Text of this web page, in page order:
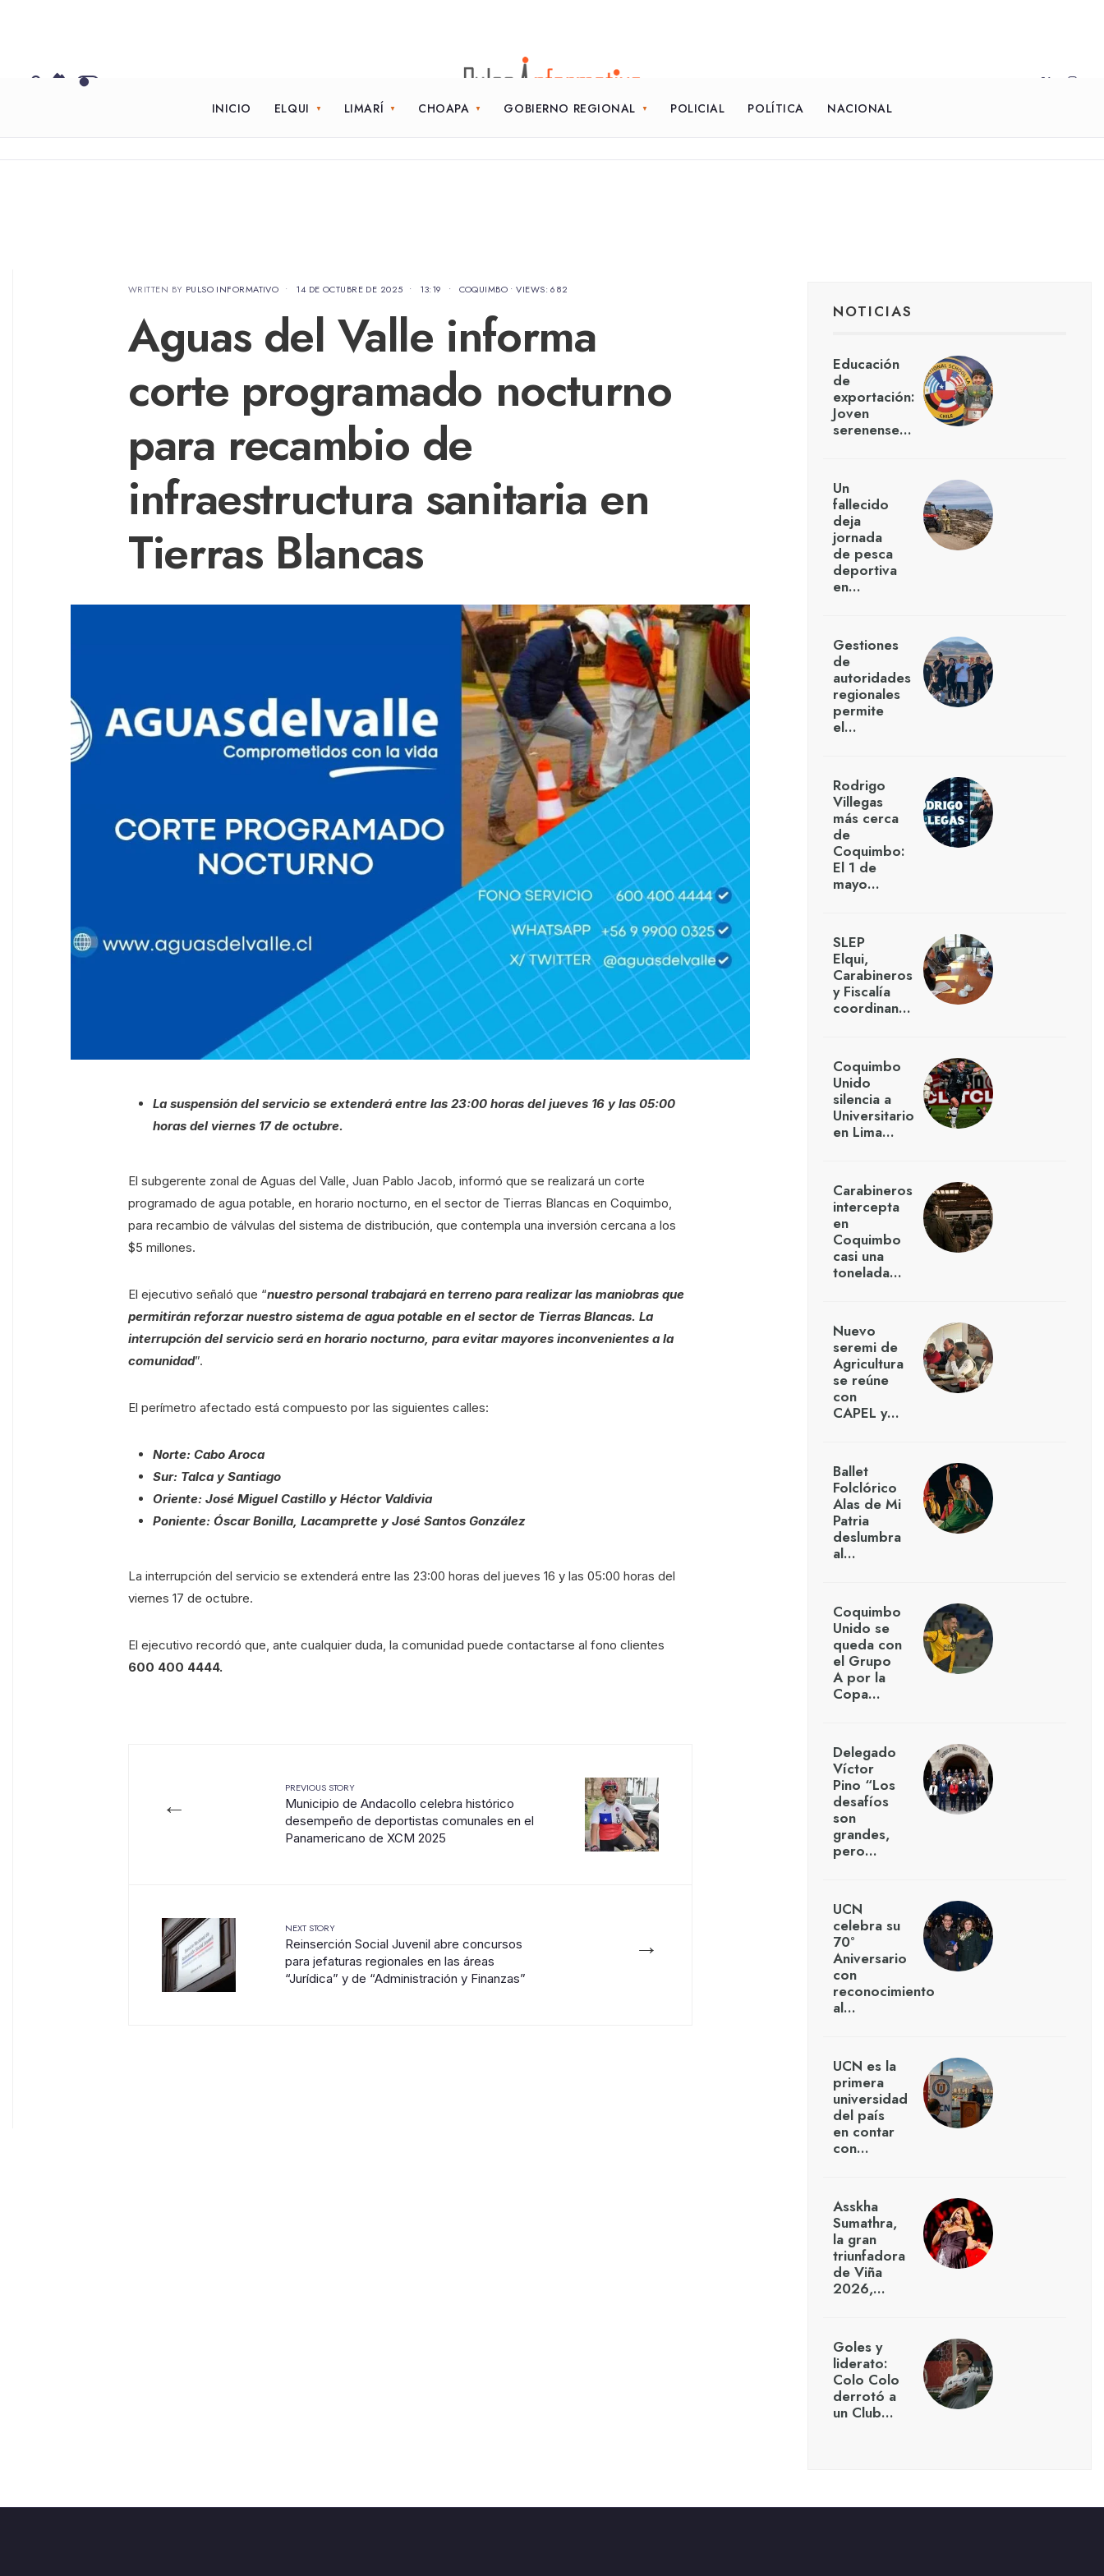
INICIO ELQUI LIMARÍ CHOAPA GOBIERNO REGIONAL POLICIAL POLÍTICA NACIONAL
WRITTEN BY PULSO INFORMATIVO • 14 DE OCTUBRE DE 2025 • 13:19 • COQUIMBO •VIEWS: 682
Aguas del Valle informa
corte programado nocturno
para recambio de
infraestructura sanitaria en
Tierras Blancas
La suspensión del servicio se extenderá entre las 23:00 horas del jueves 16 y las 05:00
horas del viernes 17 de octubre.
El subgerente zonal de Aguas del Valle, Juan Pablo Jacob, informó que se realizará un corte
programado de agua potable, en horario nocturno, en el sector de Tierras Blancas en Coquimbo,
para recambio de válvulas del sistema de distribución, que contempla una inversión cercana a los
$5 millones.
El ejecutivo señaló que “nuestro personal trabajará en terreno para realizar las maniobras que
permitirán reforzar nuestro sistema de agua potable en el sector de Tierras Blancas. La
interrupción del servicio será en horario nocturno, para evitar mayores inconvenientes a la
comunidad”.
El perímetro afectado está compuesto por las siguientes calles:
Norte: Cabo Aroca
Sur: Talca y Santiago
Oriente: José Miguel Castillo y Héctor Valdivia
Poniente: Óscar Bonilla, Lacamprette y José Santos González
La interrupción del servicio se extenderá entre las 23:00 horas del jueves 16 y las 05:00 horas del
viernes 17 de octubre.
El ejecutivo recordó que, ante cualquier duda, la comunidad puede contactarse al fono clientes
600 400 4444.
←
PREVIOUS STORY
Municipio de Andacollo celebra histórico
desempeño de deportistas comunales en el
Panamericano de XCM 2025
→
NEXT STORY
Reinserción Social Juvenil abre concursos
para jefaturas regionales en las áreas
“Jurídica” y de “Administración y Finanzas”
NOTICIAS
Educación
de
exportación:
Joven
serenense…
Un
fallecido
deja
jornada
de pesca
deportiva
en…
Gestiones
de
autoridades
regionales
permite
el…
Rodrigo
Villegas
más cerca
de
Coquimbo:
El 1 de
mayo…
SLEP
Elqui,
Carabineros
y Fiscalía
coordinan…
Coquimbo
Unido
silencia a
Universitario
en Lima…
Carabineros
intercepta
en
Coquimbo
casi una
tonelada…
Nuevo
seremi de
Agricultura
se reúne
con
CAPEL y…
Ballet
Folclórico
Alas de Mi
Patria
deslumbra
al…
Coquimbo
Unido se
queda con
el Grupo
A por la
Copa…
Delegado
Víctor
Pino “Los
desafíos
son
grandes,
pero…
UCN
celebra su
70°
Aniversario
con
reconocimiento
al…
UCN es la
primera
universidad
del país
en contar
con…
Asskha
Sumathra,
la gran
triunfadora
de Viña
2026,…
Goles y
liderato:
Colo Colo
derrotó a
un Club…